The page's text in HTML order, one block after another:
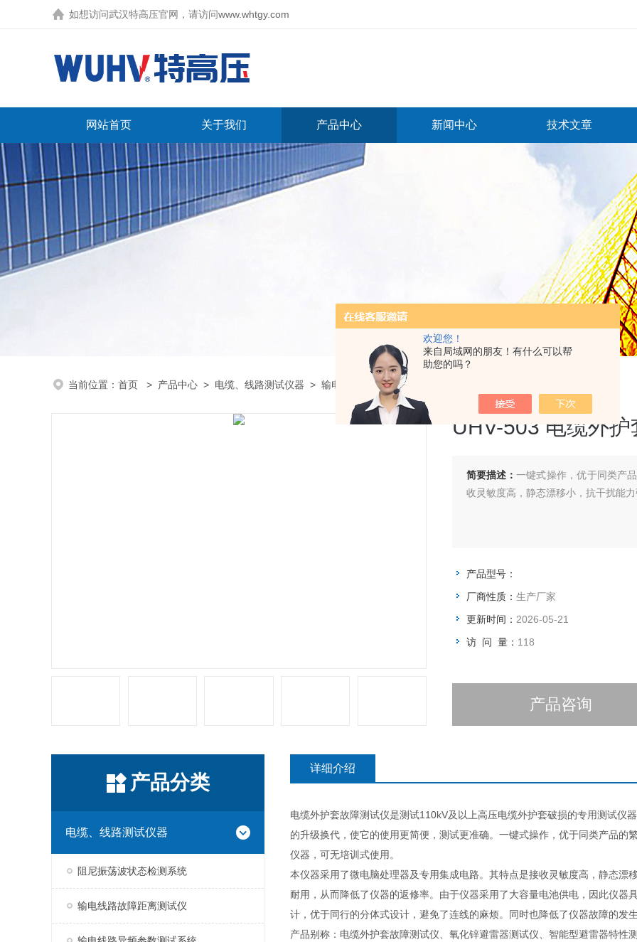
欢迎您！
来自局域网的朋友！有什么可以帮
助您的吗？
如想访问武汉特高压官网，请访问www.whtgy.com
网站首页 关于我们 产品中心 新闻中心 技术文章
当前位置： 首页 > 产品中心 > 电缆、线路测试仪器 > 输电线路故障距离测试仪
UHV-503 电缆外
简要描述： 一键式操作，优于同类产
收灵敏度高，静态漂移小，抗干扰能
产品型号：
厂商性质： 生产厂家
更新时间： 2026-05-21
访 问 量： 118
产品咨询
产品分类
电缆、线路测试仪器
阻尼振荡波状态检测系统
输电线路故障距离测试仪
详细介绍
电缆外护套故障测试仪是测试110kV及以上高压电缆外护套破损的专用测试仪
的升级换代，使它的使用更简便，测试更准确。一键式操作，优于同类产品
仪器，可无培训式使用。
本仪器采用了微电脑处理器及专用集成电路。其特点是接收灵敏度高，静态漂
耐用，从而降低了仪器的返修率。由于仪器采用了大容量电池供电，因此仪
计，优于同行的分体式设计，避免了连线的麻烦。同时也降低了仪器故障的发
产品别称：电缆外护套故障测试仪、氧化锌避雷器测试仪、智能型避雷器特